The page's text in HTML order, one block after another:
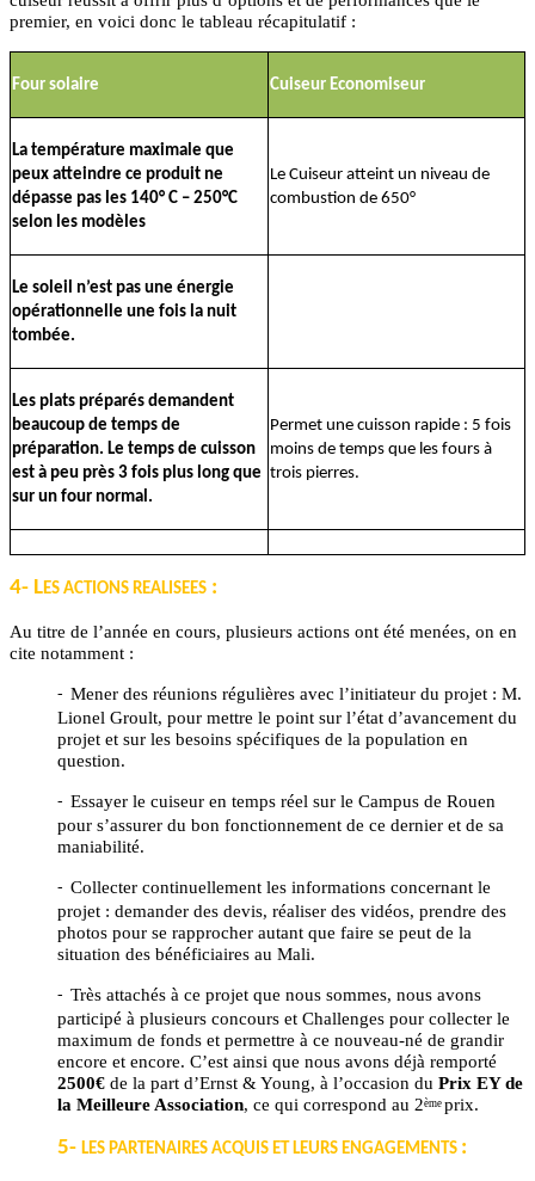
premier, en voici donc le tableau récapitulatif :
Four solaire Cuiseur Economiseur
La température maximale que
peux atteindre ce produit ne
dépasse pas les 140° C – 250°C
selon les modèles
Le Cuiseur atteint un niveau de
combustion de 650°
Le soleil n’est pas une énergie
opérationnelle une fois la nuit
tombée.
Les plats préparés demandent
beaucoup de temps de
préparation. Le temps de cuisson
est à peu près 3 fois plus long que
sur un four normal.
Permet une cuisson rapide : 5 fois
moins de temps que les fours à
trois pierres.
4- LES ACTIONS REALISEES :
Au titre de l’année en cours, plusieurs actions ont été menées, on en
cite notamment :
- Mener des réunions régulières avec l’initiateur du projet : M.
Lionel Groult, pour mettre le point sur l’état d’avancement du
projet et sur les besoins spécifiques de la population en
question.
- Essayer le cuiseur en temps réel sur le Campus de Rouen
pour s’assurer du bon fonctionnement de ce dernier et de sa
maniabilité.
- Collecter continuellement les informations concernant le
projet : demander des devis, réaliser des vidéos, prendre des
photos pour se rapprocher autant que faire se peut de la
situation des bénéficiaires au Mali.
- Très attachés à ce projet que nous sommes, nous avons
participé à plusieurs concours et Challenges pour collecter le
maximum de fonds et permettre à ce nouveau-né de grandir
encore et encore. C’est ainsi que nous avons déjà remporté
2500€ de la part d’Ernst & Young, à l’occasion du Prix EY de
la Meilleure Association, ce qui correspond au 2ème prix.
5- LES PARTENAIRES ACQUIS ET LEURS ENGAGEMENTS :